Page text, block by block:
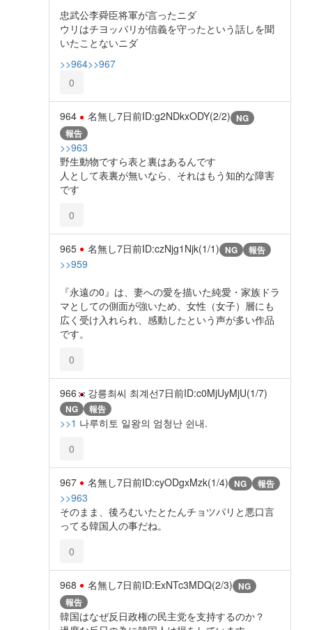
忠武公李舜臣将軍が言ったニダ
ウリはチヨッパリが信義を守ったという話しを聞
いたことないニダ
>>964>>967
0
964 名無し7日前ID:g2NDkxODY(2/2) NG
報告
>>963
野生動物ですら表と裏はあるんです
人として表裏が無いなら、それはもう知的な障害
です
0
965 名無し7日前ID:czNjg1Njk(1/1) NG 報告
>>959
『永遠の0』は、妻への愛を描いた純愛・家族ドラ
マとしての側面が強いため、女性（女子）層にも
広く受け入れられ、感動したという声が多い作品
です。
0
966 강릉최씨 최계선7日前ID:c0MjUyMjU(1/7)
NG 報告
>>1 나루히토 일왕의 엄청난 쉰내.
0
967 名無し7日前ID:cyODgxMzk(1/4) NG 報告
>>963
そのまま、後ろむいたとたんチョツパリと悪口言
ってる韓国人の事だね。
0
968 名無し7日前ID:ExNTc3MDQ(2/3) NG
報告
韓国はなぜ反日政権の民主党を支持するのか？